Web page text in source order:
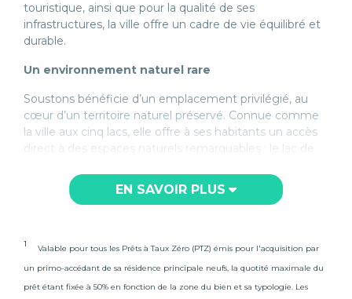
touristique, ainsi que pour la qualité de ses
infrastructures, la ville offre un cadre de vie équilibré et
durable.
Un environnement naturel rare
Soustons bénéficie d’un emplacement privilégié, au
cœur d’un territoire naturel préservé. Connue comme
la ville aux cinq lacs, elle offre à ses habitants un accès
direct à des espaces naturels remarquables : le lac de
d’Hardy et le lac marin de Port d’Albret. Ces plans d’eau
structurent le paysage et participent activement à la
À seulement quelques minutes des plages de l’océan
littoral landais tout en vivant dans une commune à
taille humaine. La forêt landaise, omniprésente, favorise
EN SAVOIR PLUS
1
Valable pour tous les Prêts à Taux Zéro (PTZ) émis pour l'acquisition par
un primo-accédant de sa résidence principale neufs, la quotité maximale du
prêt étant fixée à 50% en fonction de la zone du bien et sa typologie. Les